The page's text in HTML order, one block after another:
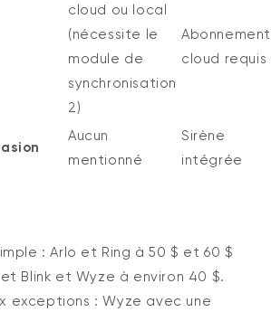
cloud ou local
(nécessite le
module de
synchronisation
2)
Abonnement
cloud requis
Aucun
mentionné
Sirène
intégrée
: Arlo et Ring à 50 $ et 60 $
Blink et Wyze à environ 40 $.
exceptions : Wyze avec une